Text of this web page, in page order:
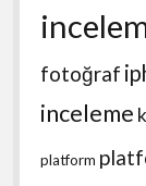
fotoğraf
inceleme
platform